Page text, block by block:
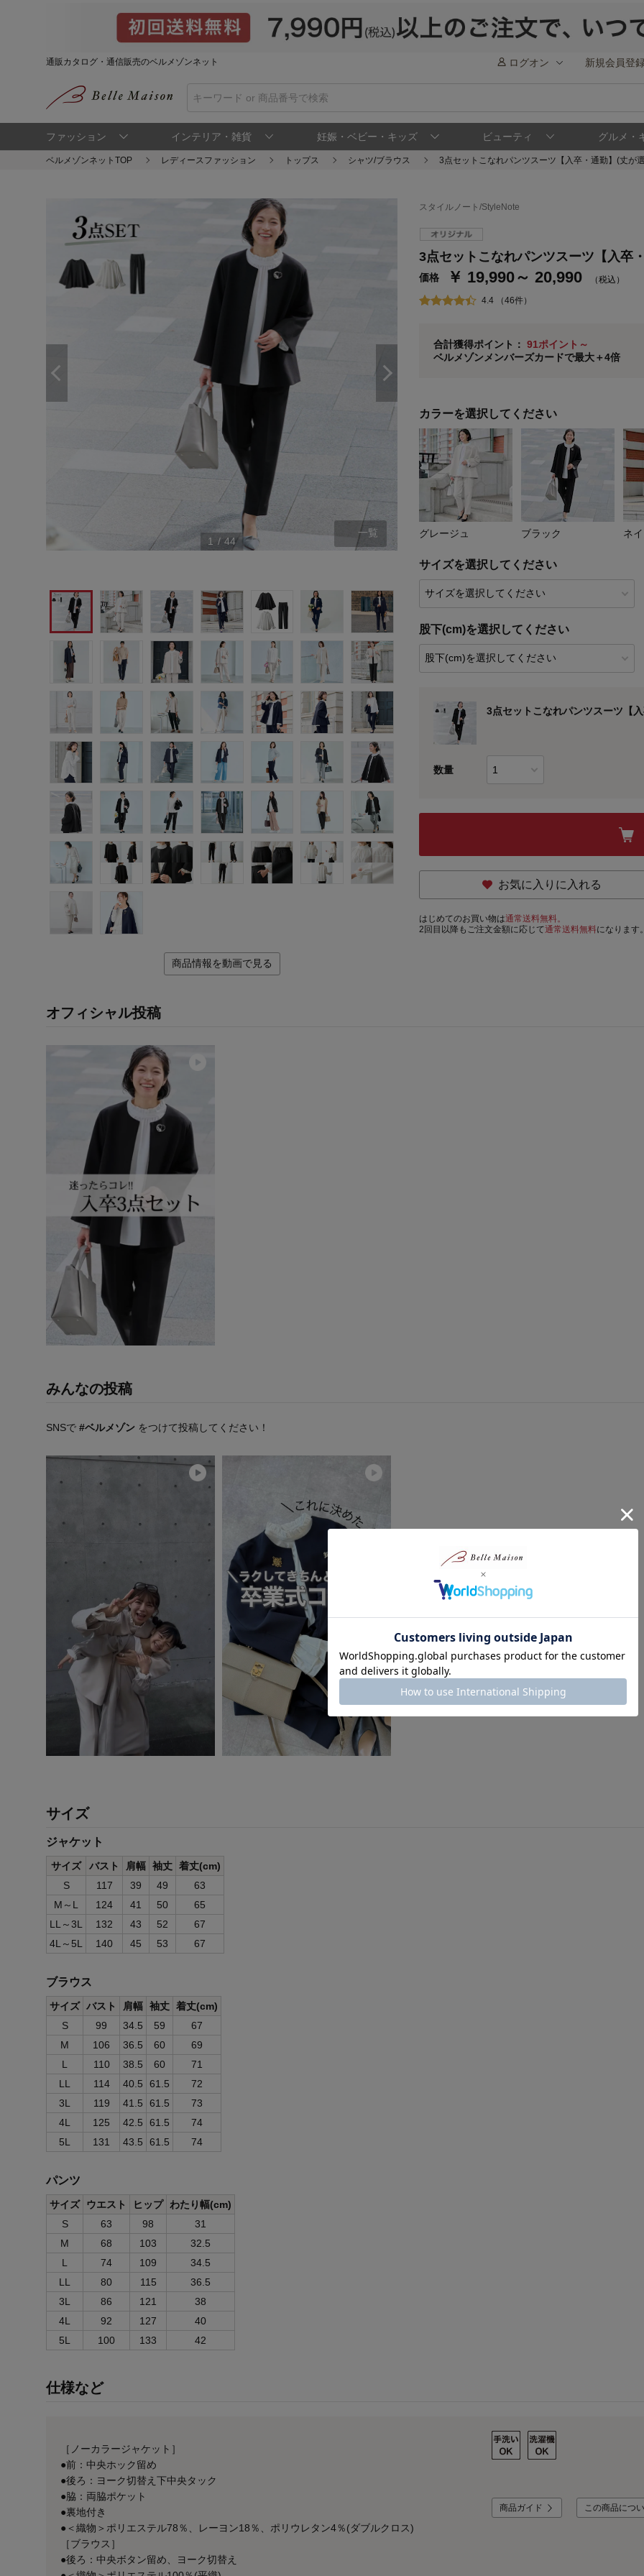
通販カタログ・通信販売のベルメゾンネット ログオン 新規会員登録
ファッション インテリア・雑貨 妊娠・ベビー・キッズ ビューティ グルメ・
ベルメゾンネットTOP レディースファッション トップス シャツ/ブラウス 3点セットこなれパンツスーツ【入卒・通勤】(丈が
グレージュ
1 / 44
一覧
商品情報を動画で見る
スタイルノート/StyleNote
3点セットこなれパンツスーツ【入卒
価格 ￥ 19,990～ 20,990 （税込）
4.4 （46件）
合計獲得ポイント：91ポイント～
ベルメゾンメンバーズカードで最大＋4倍
ステージが上がれば送料無料・返品引取無料！
さらにポイント還元最大16倍！
ベルメゾンご優待サービスについて
通常商品送料無料 返品引取無料（JCBのみ）
※メンバーズカードの加算ポイントはステージ倍率適
カラーを選択してください
グレージュ ブラック ネ
サイズを選択してください
股下(cm)を選択してください
3点セットこなれパンツスーツ【
数量
お気に入りに入れる
はじめてのお買い物は通常送料無料。
2回目以降もご注文金額に応じて通常送料無料になります
オフィシャル投稿
みんなの投稿
SNSで #ベルメゾン をつけて投稿してください！
サイズ
ジャケット
サイズ バスト 肩幅 袖丈 着丈(cm)
S
117 39 49
63
M～L
124 41 50
65
LL～3L
132 43 52
67
4L～5L
140 45 53 67
ブラウス
サイズ バスト 肩幅 袖丈 着丈(cm)
S
99 34.5 59
67
M
106 36.5 60
69
L
110 38.5 60
71
LL
114 40.5 61.5
72
3L
119 41.5 61.5
73
4L
125 42.5 61.5
74
5L
131 43.5 61.5 74
パンツ
サイズ ウエスト ヒップ わたり幅(cm)
S
63 98
31
M
68 103
32.5
L
74 109
34.5
LL
80 115
36.5
3L
86 121
38
4L
92 127
40
5L
100 133 42
仕様など
［ノーカラージャケット］
●前：中央ホック留め
●後ろ：ヨーク切替え下中央タック
●脇：両脇ポケット
●裏地付き
●＜織物＞ポリエステル78％、レーヨン18％、ポリウレタン4％(ダブルクロス)
［ブラウス］
●後ろ：中央ボタン留め、ヨーク切替え
商品ガイド この商品につ